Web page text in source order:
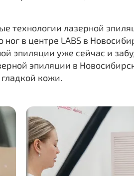
технологии лазерной
в центре LABS в
эпиляции уже сейчас и
эпиляции в
кожи.